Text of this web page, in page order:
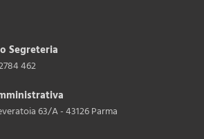
Segreteria
462
63/A - 43126 Parma